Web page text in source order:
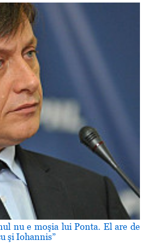
nu e moşia lui Ponta. El are de
şi Iohannis”